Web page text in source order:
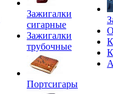
Зажигалки
сигарные
Зажигалки
трубочные
Портсигары